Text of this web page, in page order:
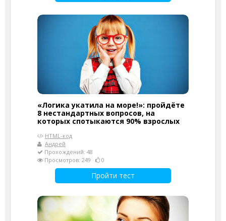
«Логика укатила на море!»: пройдёте
8 нестандартных вопросов, на
которых спотыкаются 90% взрослых
HTML-код
Андрей
Прохождений: 48
Просмотров: 249
0
Пройти тест